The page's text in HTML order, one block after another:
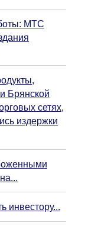
МТС
Брянской
сетях,
издержки
инвестору...